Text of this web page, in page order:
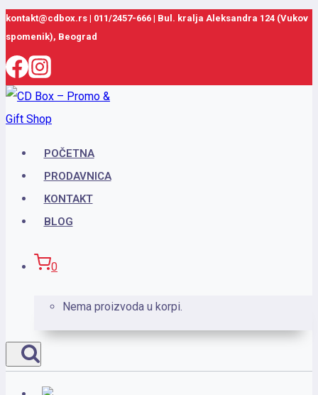
Skip
to
content
kontakt@cdbox.rs | 011/2457-666 | Bul. kralja Aleksandra 124 (Vukov
spomenik), Beograd
POČETNA
PRODAVNICA
KONTAKT
BLOG
0
Nema proizvoda u korpi.